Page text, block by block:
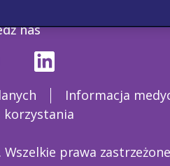
nas
Informacja
korzystania
prawa